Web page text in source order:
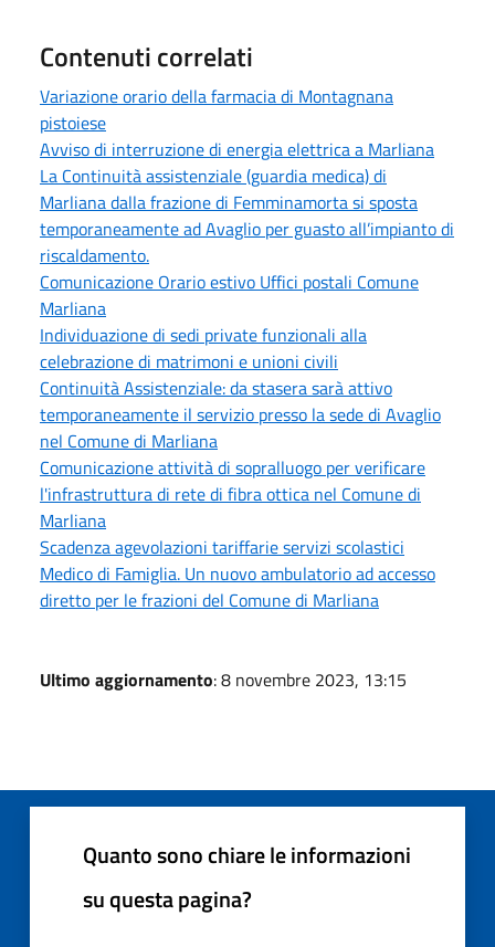
Contenuti correlati
Variazione orario della farmacia di Montagnana
pistoiese
Avviso di interruzione di energia elettrica a Marliana
La Continuità assistenziale (guardia medica) di
Marliana dalla frazione di Femminamorta si sposta
temporaneamente ad Avaglio per guasto all’impianto di
riscaldamento.
Comunicazione Orario estivo Uffici postali Comune
Marliana
Individuazione di sedi private funzionali alla
celebrazione di matrimoni e unioni civili
Continuità Assistenziale: da stasera sarà attivo
temporaneamente il servizio presso la sede di Avaglio
nel Comune di Marliana
Comunicazione attività di sopralluogo per verificare
l'infrastruttura di rete di fibra ottica nel Comune di
Marliana
Scadenza agevolazioni tariffarie servizi scolastici
Medico di Famiglia. Un nuovo ambulatorio ad accesso
diretto per le frazioni del Comune di Marliana
Ultimo aggiornamento: 8 novembre 2023, 13:15
Quanto sono chiare le informazioni
su questa pagina?